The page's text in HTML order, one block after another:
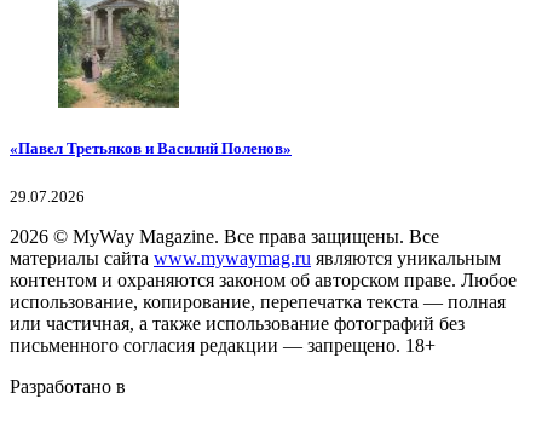
«Павел Третьяков и Василий Поленов»
29.07.2026
2026 © MyWay Magazine. Все права защищены. Все
материалы сайта www.mywaymag.ru являются уникальным
контентом и охраняются законом об авторском праве. Любое
использование, копирование, перепечатка текста — полная
или частичная, а также использование фотографий без
письменного согласия редакции — запрещено. 18+
Разработано в